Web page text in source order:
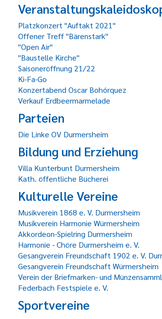
Platzkonzert "Auftakt 2021"
Offener Treff "Bärenstark"
"Open Air"
"Baustelle Kirche"
Saisoneröffnung 21/22
Ki-Fa-Go
Konzertabend Oscar Bohórquez
Verkauf Erdbeermarmelade
Parteien
Die Linke OV Durmersheim
Bildung und Erziehung
Villa Kunterbunt Durmersheim
Kath. öffentliche Bücherei
Kulturelle Vereine
Musikverein 1868 e. V. Durmersheim
Musikverein Harmonie Würmersheim
Akkordeon-Spielring Durmersheim
Harmonie - Chöre Durmersheim e. V.
Gesangverein Freundschaft 1902 e. V.
Gesangverein Freundschaft Würmersheim
Verein der Briefmarken- und
Federbach Festspiele e. V.
Sportvereine